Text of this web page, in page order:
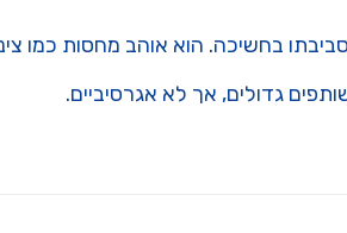
בחשיכה. הוא אוהב מחסות כמו